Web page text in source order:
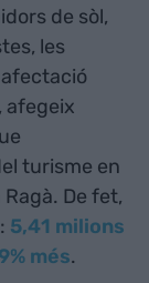
de sòl,
les
afegeix
turisme en
De fet,
5,41 milions
més.